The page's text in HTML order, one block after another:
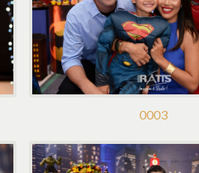
0003